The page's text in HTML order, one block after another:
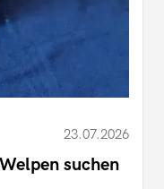
23.07.2026
suchen